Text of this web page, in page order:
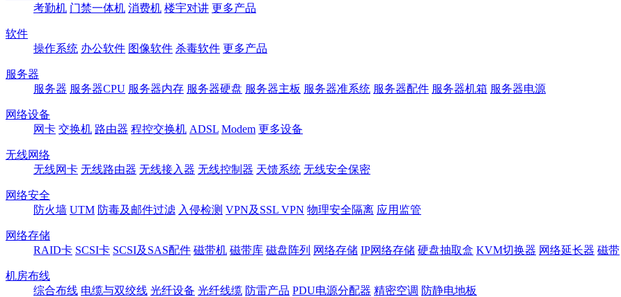
考勤机 门禁一体机 消费机 楼宇对讲 更多产品
软件
操作系统 办公软件 图像软件 杀毒软件 更多产品
服务器
服务器 服务器CPU 服务器内存 服务器硬盘 服务器主板 服务器准系统 服务器配件 服务器机箱 服务器电源
网络设备
网卡 交换机 路由器 程控交换机 ADSL Modem 更多设备
无线网络
无线网卡 无线路由器 无线接入器 无线控制器 天馈系统 无线安全保密
网络安全
防火墙 UTM 防毒及邮件过滤 入侵检测 VPN及SSL VPN 物理安全隔离 应用监管
网络存储
RAID卡 SCSI卡 SCSI及SAS配件 磁带机 磁带库 磁盘阵列 网络存储 IP网络存储 硬盘抽取盒 KVM切换器 网络延长器 磁带
机房布线
综合布线 电缆与双绞线 光纤设备 光纤线缆 防雷产品 PDU电源分配器 精密空调 防静电地板